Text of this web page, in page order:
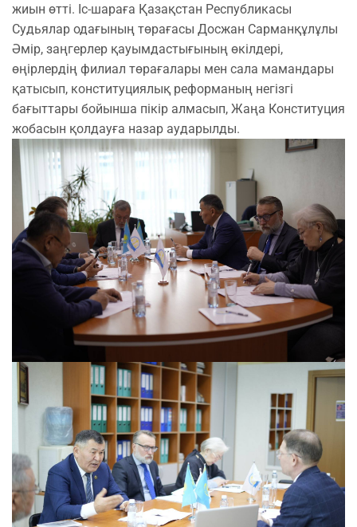
жиын өтті. Іс-шараға Қазақстан Республикасы
Судьялар одағының төрағасы Досжан Сарманқұлұлы
Әмір, заңгерлер қауымдастығының өкілдері,
өңірлердің филиал төрағалары мен сала мамандары
қатысып, конституциялық реформаның негізгі
бағыттары бойынша пікір алмасып, Жаңа Конституция
жобасын қолдауға назар аударылды.